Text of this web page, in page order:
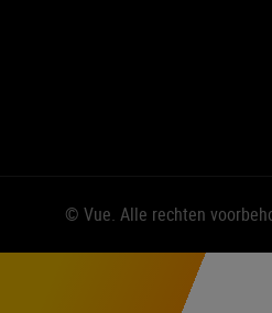
© Vue. Alle rechten